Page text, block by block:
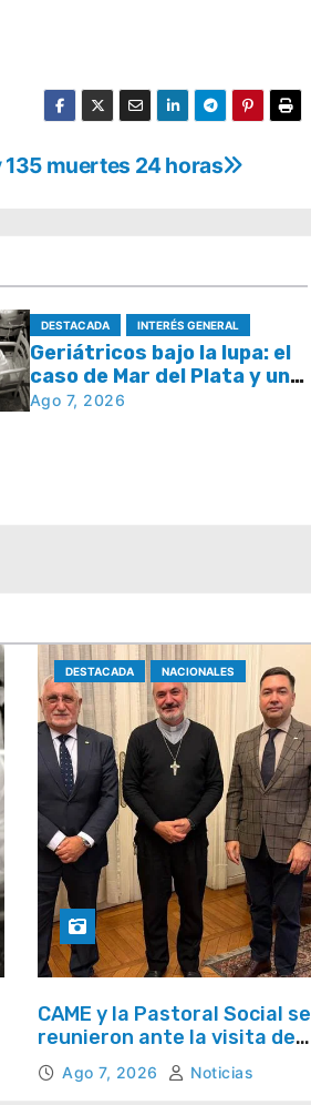
muertes 24 horas
DESTACADA INTERÉS GENERAL
Geriátricos bajo la lupa: el
caso de Mar del Plata y una
pregunta que se repite en
Ago 7, 2026
DESTACADA NACIONALES
CAME y la Pastoral Social se
reunieron ante la visita del
papa León XIV y la Semana
Social 2026
Ago 7, 2026 Noticias